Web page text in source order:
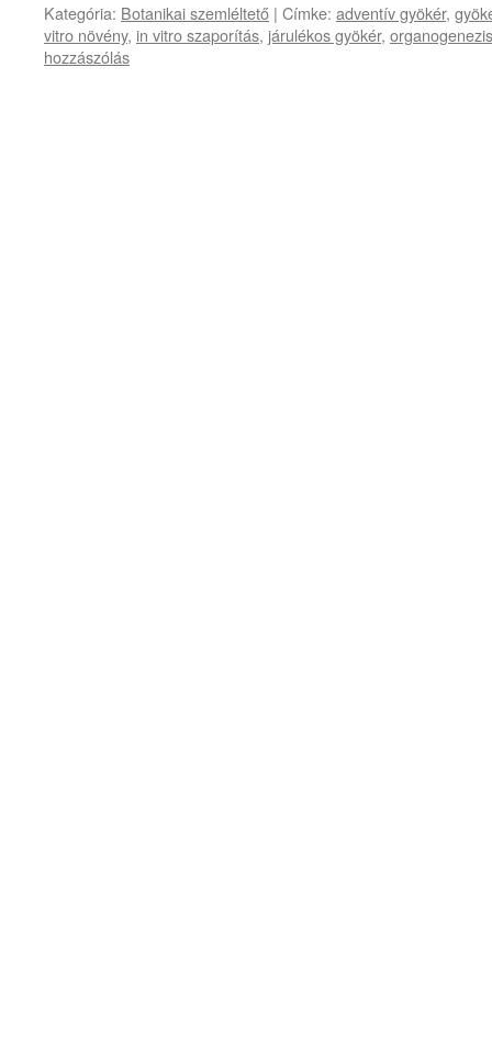
Kategória: Botanikai szemléltető | Címke: adventív gyökér,
vitro növény, in vitro szaporítás, járulékos gyökér, organogenezis
hozzászólás